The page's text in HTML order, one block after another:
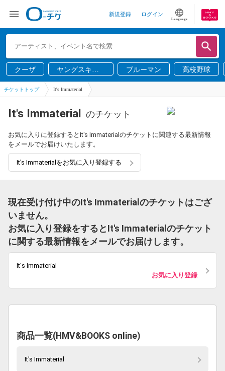
新規登録 ログイン
Language
クーザ
ヤングスキニ
ー
ブルーマン 高校野球
チケットトップ It's Immaterial
It's Immaterial のチケット
お気に入りに登録するとIt's Immaterialのチケットに関連する最新情報
をメールでお届けいたします。
It's Immaterialをお気に入り登録する
現在受け付け中のIt's Immaterialのチケットはござ
いません。
お気に入り登録をするとIt's Immaterialのチケット
に関する最新情報をメールでお届けします。
It's Immaterial
お気に入り登録
商品一覧(HMV&BOOKS online)
It's Immaterial